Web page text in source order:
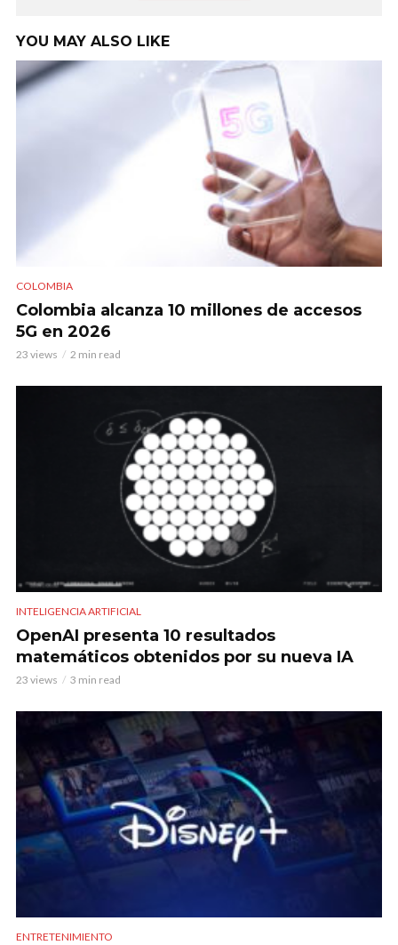
YOU MAY ALSO LIKE
COLOMBIA
Colombia alcanza 10 millones de accesos
5G en 2026
23 views 2 min read
INTELIGENCIA ARTIFICIAL
OpenAI presenta 10 resultados
matemáticos obtenidos por su nueva IA
23 views 3 min read
ENTRETENIMIENTO